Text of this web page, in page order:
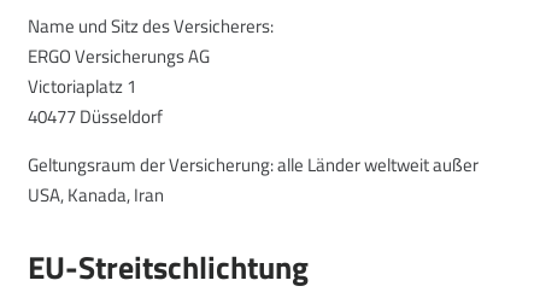
Name und Sitz des Versicherers:
ERGO Versicherungs AG
Victoriaplatz 1
40477 Düsseldorf
Geltungsraum der Versicherung: alle Länder weltweit außer
USA, Kanada, Iran
EU-Streitschlichtung